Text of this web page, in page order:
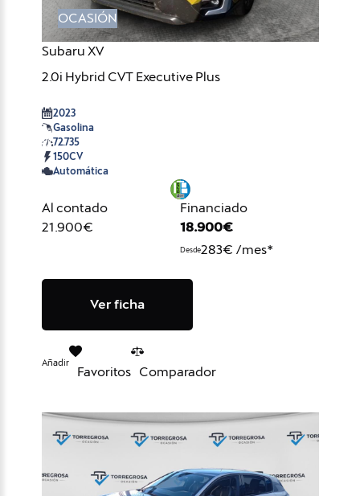
OCASIÓN
Subaru XV
2.0i Hybrid CVT Executive Plus
2023
Gasolina
72.735
150CV
Automática
Al contado
21.900€
Financiado
18.900€
Desde283€ /mes*
Ver ficha
Añadir
Favoritos Comparador